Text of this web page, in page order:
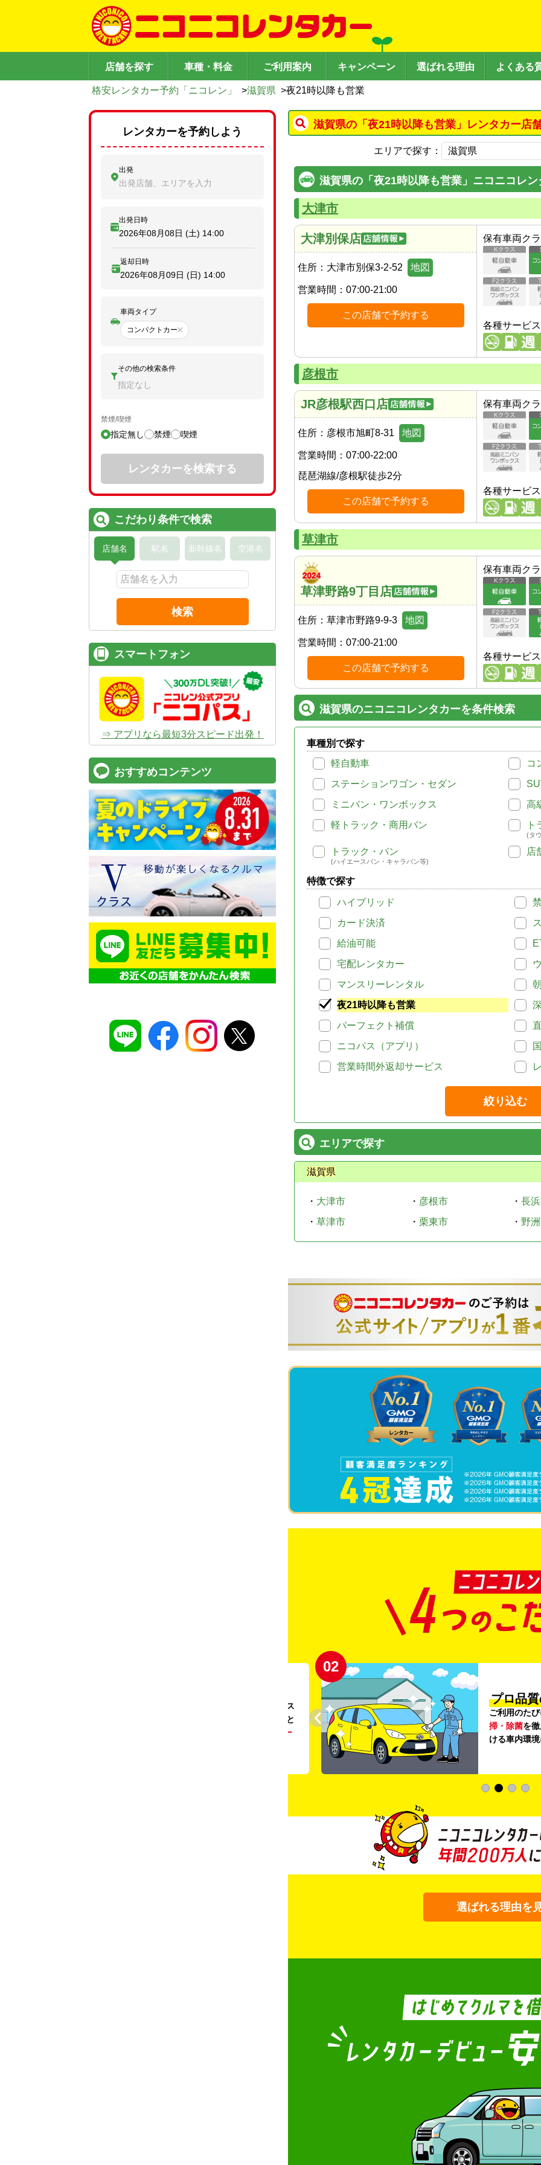
店舗を探す 車種・料金 ご利用案内 キャンペーン 選ばれる理由 よくある
格安レンタカー予約「ニコレン」 >滋賀県 >夜21時以降も営業
滋賀県の「夜21時以降も営業」レンタカー店
エリアで探す：
滋賀県の「夜21時以降も営業」ニコニコレ
大津市
大津別保店
住所： 大津市別保3-2-52 地図
営業時間： 07:00-21:00
この店舗で予約する
保有車両ク
各種サービス
彦根市
JR彦根駅西口店
住所： 彦根市旭町8-31 地図
営業時間： 07:00-22:00
琵琶湖線/彦根駅徒歩2分
この店舗で予約する
保有車両ク
各種サービス
草津市
草津野路9丁目店
住所： 草津市野路9-9-3 地図
営業時間： 07:00-21:00
この店舗で予約する
保有車両ク
各種サービス
滋賀県のニコニコレンタカーを条件検索
車種別で探す
軽自動車
コ
ステーションワゴン・セダン
ミニバン・ワンボックス
高
軽トラック・商用バン
ト
(タ
トラック・バン
(ハイエースバン・キャラバン等)
店
特徴で探す
ハイブリッド
カード決済
給油可能
宅配レンタカー
マンスリーレンタル
夜21時以降も営業
パーフェクト補償
ニコパス（アプリ）
営業時間外返却サービス
絞り込む
エリアで探す
滋賀県
・ 大津市 ・ 彦根市 ・ 長
・ 草津市 ・ 栗東市 ・ 野
。ガソリンス
タンドや整備工場の既存インフラを活用すること
リー
02
プロ品
ご利用のた
掃・除菌を
ける車内環
選ばれる理由を
レンタカーを予約しよう
出発
出発店舗、エリアを入力
出発日時
2026年08月08日 (土) 14:00
返却日時
2026年08月09日 (日) 14:00
車両タイプ
コンパクトカー
その他の検索条件
指定なし
禁煙/喫煙
指定無し 禁煙 喫煙
レンタカーを検索する
こだわり条件で検索
店舗名 駅名 新幹線名 空港名
検索
スマートフォン
⇒ アプリなら最短3分スピード出発！
おすすめコンテンツ